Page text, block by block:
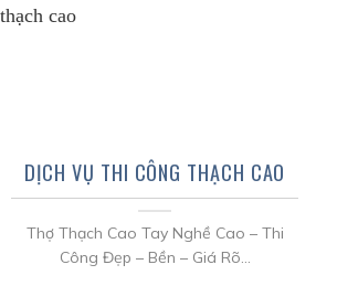
DỊCH VỤ THI CÔNG THẠCH CAO
Thợ Thạch Cao Tay Nghề Cao – Thi
Công Đẹp – Bền – Giá Rõ...